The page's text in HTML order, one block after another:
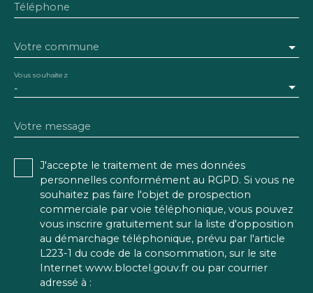
Téléphone
Votre commune
-
Vous souhaitez
Votre message
J'accepte le traitement de mes données
personnelles conformément au RGPD. Si vous ne
souhaitez pas faire l'objet de prospection
commerciale par voie téléphonique, vous pouvez
vous inscrire gratuitement sur la liste d'opposition
au démarchage téléphonique, prévu par l'article
L223-1 du code de la consommation, sur le site
Internet www.bloctel.gouv.fr ou par courrier
adressé à :